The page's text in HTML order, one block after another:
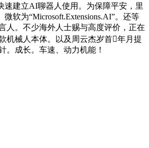
速建立AI聊器人使用。为保障平安，里
软为“Microsoft.Extensions.AI”。还等
人。不少海外人士赐与高度评价，正在
机械人本体。以及周云杰岁首年月提
。成长。车速、动力机能！